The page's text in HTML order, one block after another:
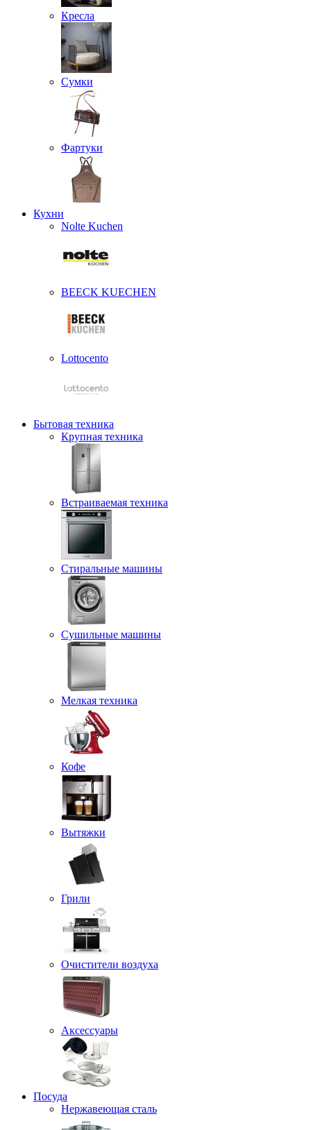
Кресла
Сумки
Фартуки
Кухни
Nolte Kuchen
BEECK KUECHEN
Lottocento
Бытовая техника
Крупная техника
Встраиваемая техника
Стиральные машины
Сушильные машины
Мелкая техника
Кофе
Вытяжки
Грили
Очистители воздуха
Аксессуары
Посуда
Нержавеющая сталь